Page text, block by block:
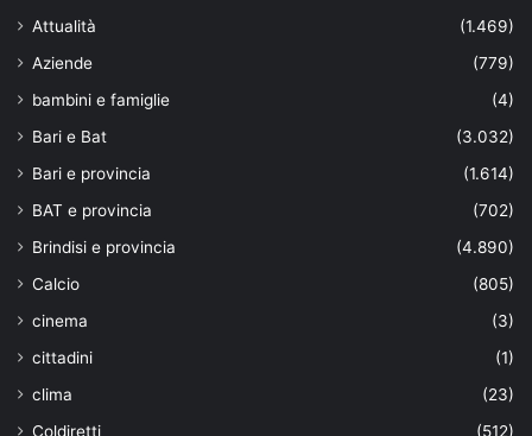
Attualità
(1.469)
Aziende
(779)
bambini e famiglie
(4)
Bari e Bat
(3.032)
Bari e provincia
(1.614)
BAT e provincia
(702)
Brindisi e provincia
(4.890)
Calcio
(805)
cinema
(3)
cittadini
(1)
clima
(23)
Coldiretti
(512)